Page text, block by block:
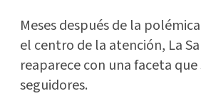
Meses después de la
el centro de la atención, La
reaparece con una faceta
seguidores.